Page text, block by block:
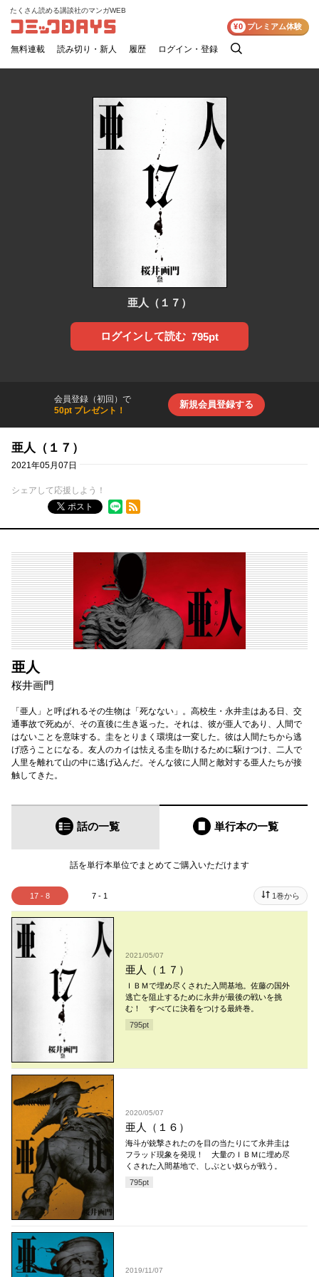
コミックDAYS
たくさん読める講談社のマンガWEB
無料連載 読み切り・新人 履歴 ログイン・登録
検
¥0 プレミアム体験
亜人（１７）
ログインして読む 795pt
会員登録（初回）で
50pt プレゼント！
新規会員登録する
亜人（１７）
2021年05月07日
シェアして応援しよう！
ポスト
RSSフィード
亜人
桜井画門
「亜人」と呼ばれるその生物は「死なない」。高校生・永井圭はある日、交
通事故で死ぬが、その直後に生き返った。それは、彼が亜人であり、人間で
はないことを意味する。圭をとりまく環境は一変した。彼は人間たちから逃
げ惑うことになる。友人のカイは怯える圭を助けるために駆けつけ、二人で
人里を離れて山の中に逃げ込んだ。そんな彼に人間と敵対する亜人たちが接
触してきた。
話の一覧 単行本の一覧
話を単行本単位でまとめてご購入いただけます
17 - 8 7 - 1 1巻から
2021/05/07
亜人（１７）
ＩＢＭで埋め尽くされた入間基地。佐藤の国外
逃亡を阻止するために永井が最後の戦いを挑
む！ すべてに決着をつける最終巻。
795pt
2020/05/07
亜人（１６）
海斗が銃撃されたのを目の当たりにて永井圭は
フラッド現象を発現！ 大量のＩＢＭに埋め尽
くされた入間基地で、しぶとい奴らが戦う。
795pt
2019/11/07